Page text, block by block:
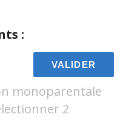
:
VALIDER
monoparentale
2